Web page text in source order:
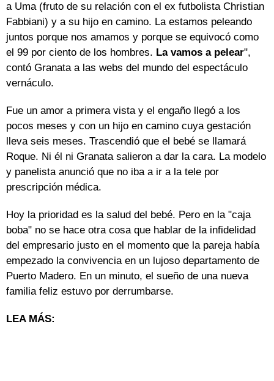
a Uma (fruto de su relación con el ex futbolista Christian
Fabbiani) y a su hijo en camino. La estamos peleando
juntos porque nos amamos y porque se equivocó como
el 99 por ciento de los hombres. La vamos a pelear",
contó Granata a las webs del mundo del espectáculo
vernáculo.
Fue un amor a primera vista y el engaño llegó a los
pocos meses y con un hijo en camino cuya gestación
lleva seis meses. Trascendió que el bebé se llamará
Roque. Ni él ni Granata salieron a dar la cara. La modelo
y panelista anunció que no iba a ir a la tele por
prescripción médica.
Hoy la prioridad es la salud del bebé. Pero en la "caja
boba" no se hace otra cosa que hablar de la infidelidad
del empresario justo en el momento que la pareja había
empezado la convivencia en un lujoso departamento de
Puerto Madero. En un minuto, el sueño de una nueva
familia feliz estuvo por derrumbarse.
LEA MÁS: